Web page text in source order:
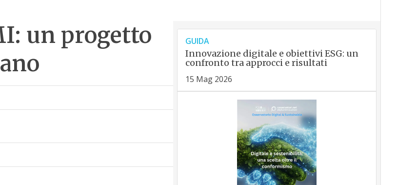
un progetto
GUIDA
Innovazione digitale e obiettivi ESG: un
confronto tra approcci e risultati
15 Mag 2026